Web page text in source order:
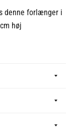
denne forlænger i
høj